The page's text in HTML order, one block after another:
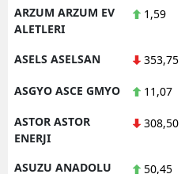
ARZUM ARZUM EV
ALETLERI
1,59
ASELS ASELSAN 353,75
ASGYO ASCE GMYO 11,07
ASTOR ASTOR
ENERJI
308,50
ASUZU ANADOLU
50,45